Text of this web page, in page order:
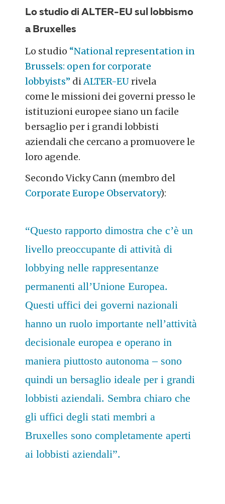
Lo studio di ALTER-EU sul lobbismo
a Bruxelles
Lo studio “National representation in
Brussels: open for corporate
lobbyists” diALTER-EUrivela
come le missioni dei governi presso le
istituzioni europee siano un facile
bersaglio per i grandi lobbisti
aziendali che cercano a promuovere le
loro agende.
Secondo Vicky Cann (membro del
Corporate Europe Observatory):
“Questo rapporto dimostra che c’è un
livello preoccupante di attività di
lobbying nelle rappresentanze
permanenti all’Unione Europea.
Questi uffici dei governi nazionali
hanno un ruolo importante nell’attività
decisionale europea e operano in
maniera piuttosto autonoma – sono
quindi un bersaglio ideale per i grandi
lobbisti aziendali. Sembra chiaro che
gli uffici degli stati membri a
Bruxelles sono completamente aperti
ai lobbisti aziendali”.